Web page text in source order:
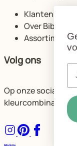
Klantenservice
Over Bibelotte
Assortiment
Volg ons
Op onze socials
kleurcombinaties